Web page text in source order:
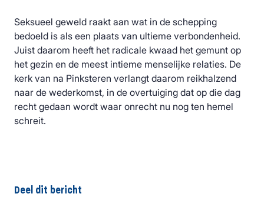
Seksueel geweld raakt aan wat in de schepping
bedoeld is als een plaats van ultieme verbondenheid.
Juist daarom heeft het radicale kwaad het gemunt op
het gezin en de meest intieme menselijke relaties. De
kerk van na Pinksteren verlangt daarom reikhalzend
naar de wederkomst, in de overtuiging dat op die dag
recht gedaan wordt waar onrecht nu nog ten hemel
schreit.
Deel dit bericht